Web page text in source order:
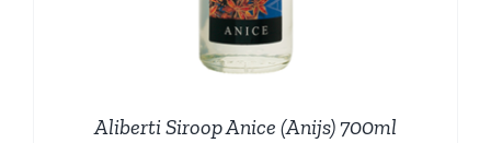
Aliberti Siroop Anice (Anijs) 700ml